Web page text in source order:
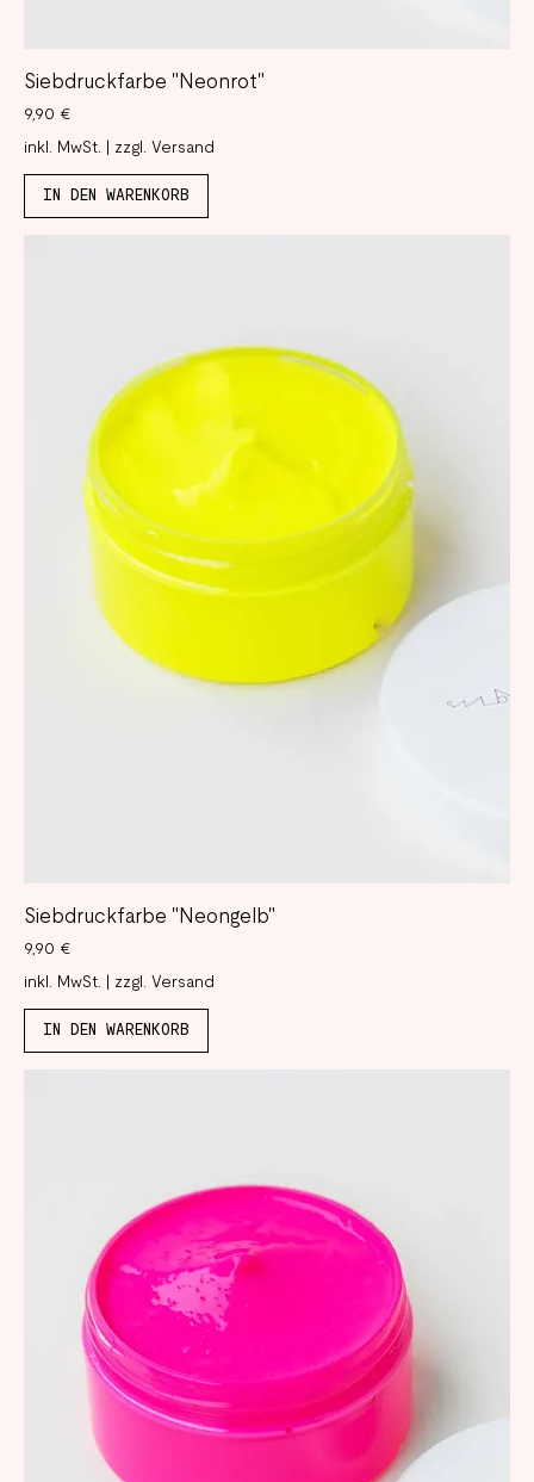
Siebdruckfarbe "Neonrot"
Preis
9,90 €
inkl. MwSt. zzgl. Versand
IN DEN WARENKORB
Siebdruckfarbe "Neongelb"
Preis
9,90 €
inkl. MwSt. zzgl. Versand
IN DEN WARENKORB